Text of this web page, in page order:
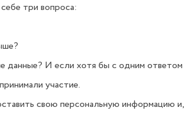
три вопроса:
И если хотя бы с одним ответом
участие.
свою персональную информацию